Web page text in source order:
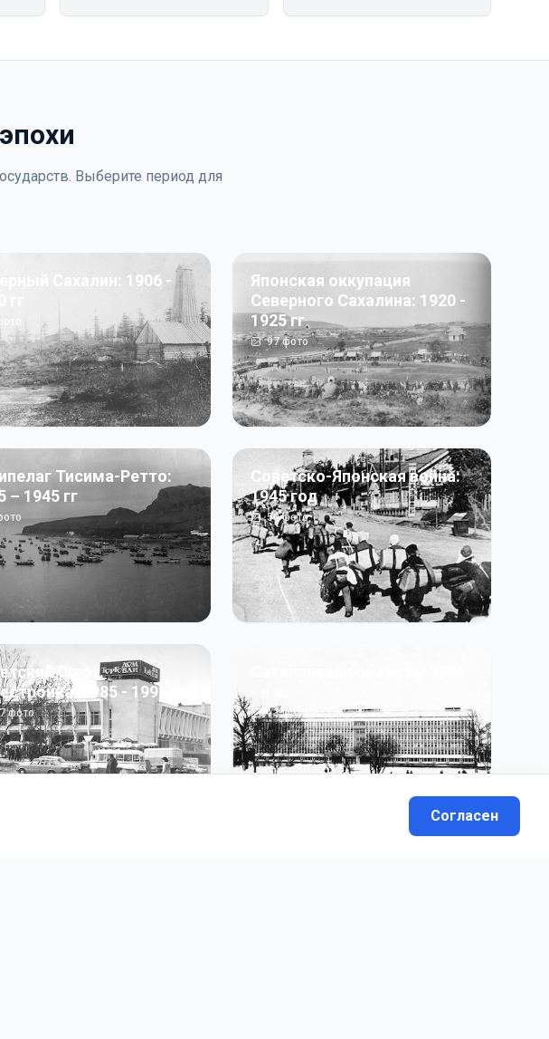
Выберите период для
Сахалин: 1906 -
Японская оккупация
Северного Сахалина: 1920 -
1925 гг
97фото
Тисима-Ретто:
– 1945 гг
Советско-Японская война:
1945 год
50фото
Союз.
1985 - 1991 гг
фото 13фото
Согласен